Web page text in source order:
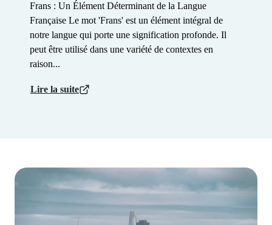
Frans : Un Élément Déterminant de la Langue
Française Le mot 'Frans' est un élément intégral de
notre langue qui porte une signification profonde. Il
peut être utilisé dans une variété de contextes en
raison...
Lire la suite